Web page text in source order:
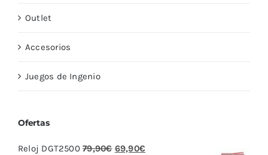
Outlet
Accesorios
Juegos de Ingenio
Ofertas
Reloj DGT2500 79,90€ El
69,90€